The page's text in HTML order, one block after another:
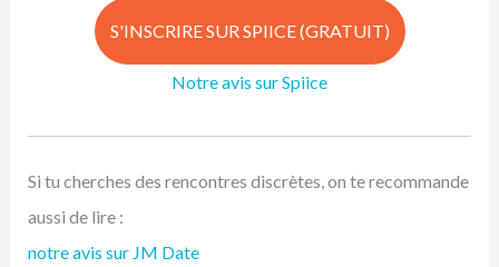
S'INSCRIRE SUR SPIICE (GRATUIT)
Notre avis sur Spiice
Si tu cherches des rencontres discrètes, on te recommande
aussi de lire :
notre avis sur JM Date